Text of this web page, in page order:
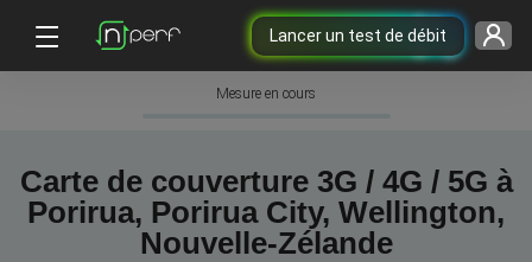
Lancer un test de débit
Mesure en cours
Carte de couverture 3G / 4G / 5G à
Porirua, Porirua City, Wellington,
Nouvelle-Zélande